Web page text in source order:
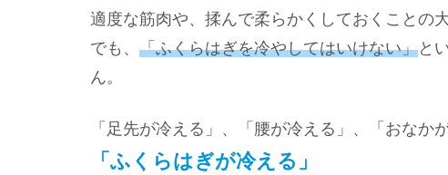
適度な筋肉や、揉んで柔らかくしておくことの
でも、 「ふくらはぎを冷やしてはいけない」と
ん。
「足先が冷える」、「腰が冷える」、「おなか
「ふくらはぎが冷える」